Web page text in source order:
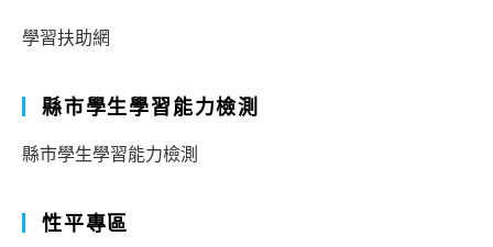
學習扶助網
縣市學生學習能力檢測
縣市學生學習能力檢測
性平專區